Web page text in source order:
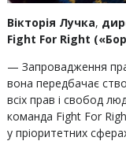
Вікторія Лучка,
Fight For Right
— Запровадження
вона передбачає
всіх прав і свобод
команда Fight For
у пріоритетних